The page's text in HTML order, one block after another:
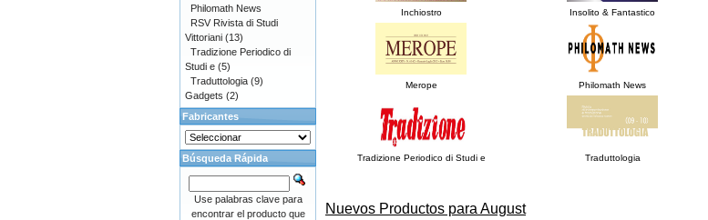
Inchiostro Insolito & Fantastico
Merope Philomath News
Tradizione Periodico di Studi e Traduttologia
Nuevos Productos para August
Philomath News
RSV Rivista di Studi
Vittoriani (13)
Tradizione Periodico di
Studi e (5)
Traduttologia (9)
Gadgets (2)
Fabricantes
Búsqueda Rápida
Use palabras clave para
encontrar el producto que